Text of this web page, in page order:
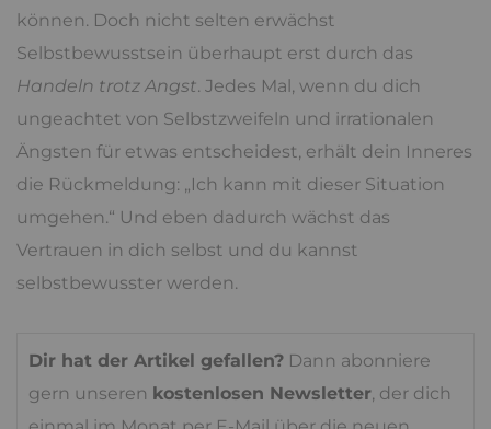
können. Doch nicht selten erwächst
Selbstbewusstsein überhaupt erst durch das
Handeln trotz Angst. Jedes Mal, wenn du dich
ungeachtet von Selbstzweifeln und irrationalen
Ängsten für etwas entscheidest, erhält dein Inneres
die Rückmeldung: „Ich kann mit dieser Situation
umgehen.“ Und eben dadurch wächst das
Vertrauen in dich selbst und du kannst
selbstbewusster werden.
Dir hat der Artikel gefallen? Dann abonniere
gern unseren kostenlosen Newsletter, der dich